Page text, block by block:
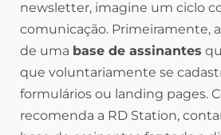
newsletter, imagine um ciclo
comunicação. Primeiramente,
de uma base de assinantes
que voluntariamente se
formulários ou landing pages.
recomenda a RD Station,